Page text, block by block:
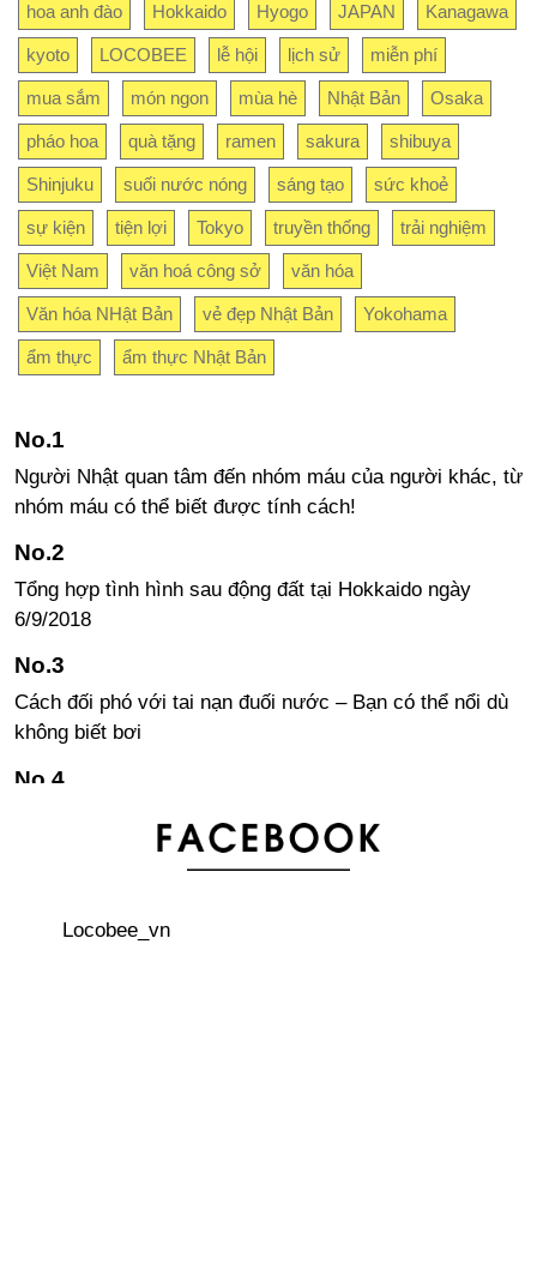
hoa anh đào Hokkaido Hyogo JAPAN Kanagawa
kyoto LOCOBEE lễ hội lịch sử miễn phí
mua sắm món ngon mùa hè Nhật Bản Osaka
pháo hoa quà tặng ramen sakura shibuya
Shinjuku suối nước nóng sáng tạo sức khoẻ
sự kiện tiện lợi Tokyo truyền thống trải nghiệm
Việt Nam văn hoá công sở văn hóa
Văn hóa NHật Bản vẻ đẹp Nhật Bản Yokohama
ẩm thực ẩm thực Nhật Bản
Người Nhật quan tâm đến nhóm máu của người khác, từ
nhóm máu có thể biết được tính cách!
Tổng hợp tình hình sau động đất tại Hokkaido ngày
6/9/2018
Cách đối phó với tai nạn đuối nước – Bạn có thể nổi dù
không biết bơi
Locobee_vn